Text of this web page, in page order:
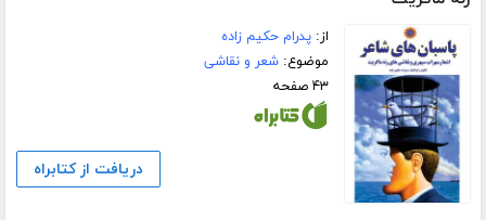
از:پدرام حکیم زاده
موضوع:شعر و نقاشی
۴۳ صفحه
دریافت از کتابراه